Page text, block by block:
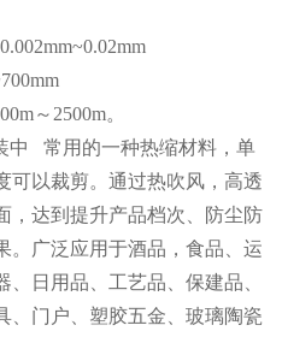
～2500m。
中 常用的一种热缩材料，单
可以裁剪。通过热吹风，高透
，达到提升产品档次、防尘防
。广泛应用于酒品，食品、运
日用品、工艺品、保建品、
、门户、塑胶五金、玻璃陶瓷